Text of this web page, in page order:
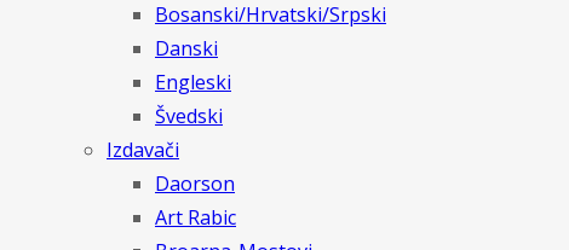
Bosanski/Hrvatski/Srpski
Danski
Engleski
Švedski
Izdavači
Daorson
Art Rabic